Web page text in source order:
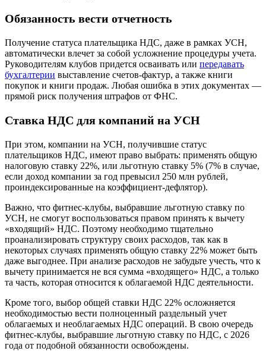
Обязанность вести отчетность
Получение статуса плательщика НДС, даже в рамках УСН,
автоматически влечет за собой усложнение процедуры учета.
Руководителям клубов придется осваивать или передавать
бухгалтерии выставление счетов-фактур, а также книги
покупок и книги продаж. Любая ошибка в этих документах —
прямой риск получения штрафов от ФНС.
Ставка НДС для компаний на УСН
При этом, компании на УСН, получившие статус
плательщиков НДС, имеют право выбрать: применять общую
налоговую ставку 22%, или льготную ставку 5% (7% в случае,
если доход компании за год превысил 250 млн рублей,
проиндексированные на коэффициент-дефлятор).
Важно, что фитнес-клубы, выбравшие льготную ставку по
УСН, не смогут воспользоваться правом принять к вычету
«входящий» НДС. Поэтому необходимо тщательно
проанализировать структуру своих расходов, так как в
некоторых случаях применять общую ставку 22% может быть
даже выгоднее. При анализе расходов не забудьте учесть, что к
вычету принимается не вся сумма «входящего» НДС, а только
та часть, которая относится к облагаемой НДС деятельности.
Кроме того, выбор общей ставки НДС 22% осложняется
необходимостью вести полноценный раздельный учет
облагаемых и необлагаемых НДС операций. В свою очередь
фитнес-клубы, выбравшие льготную ставку по НДС, с 2026
года от подобной обязанности освобождены.